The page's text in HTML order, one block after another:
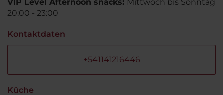
VIP Level Afternoon snacks: Mittwoch bis Sonntag
20:00 - 23:00
Kontaktdaten
+541141216446
Küche